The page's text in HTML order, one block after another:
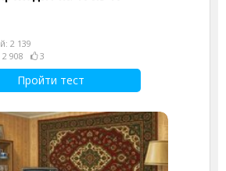
2 139
908
3
Пройти тест